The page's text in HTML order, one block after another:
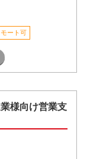
モート可
様向け営業支